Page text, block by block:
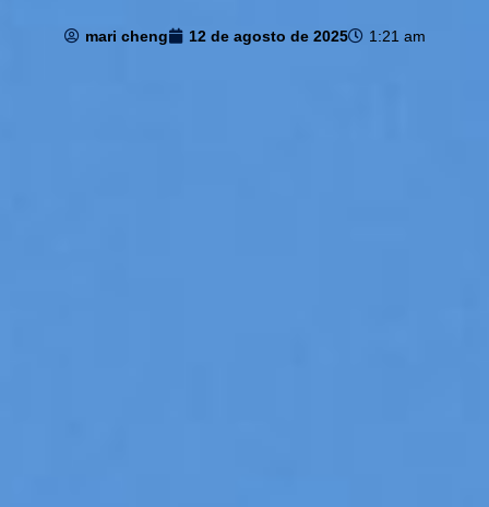
mari cheng 12 de agosto de 2025 1:21 am